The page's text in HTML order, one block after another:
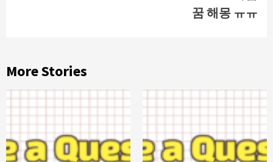
꿈 해몽 ㅠㅠ
More Stories